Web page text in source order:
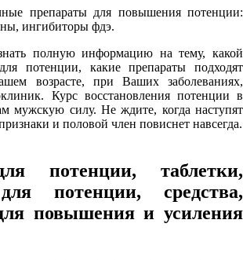
препараты для повышения потенции:
ингибиторы фдэ.
полную информацию на тему, какой
потенции, какие препараты подходят
возрасте, при Ваших заболеваниях,
Курс восстановления потенции в
мужскую силу. Не ждите, когда наступят
и половой член повиснет навсегда.
потенции, таблетки,
потенции, средства,
повышения и усиления